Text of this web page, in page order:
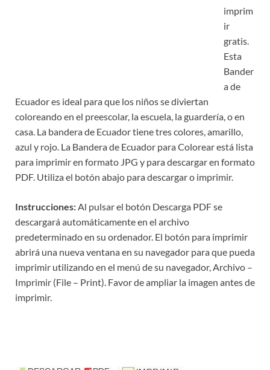
imprim
ir
gratis.
Esta
Bander
a de
Ecuador es ideal para que los niños se diviertan
coloreando en el preescolar, la escuela, la guardería, o en
casa. La bandera de Ecuador tiene tres colores, amarillo,
azul y rojo. La Bandera de Ecuador para Colorear está lista
para imprimir en formato JPG y para descargar en formato
PDF. Utiliza el botón abajo para descargar o imprimir.
Instrucciones:Al pulsar el botón Descarga PDF se
descargará automáticamente en el archivo
predeterminado en su ordenador. El botón para imprimir
abrirá una nueva ventana en su navegador para que pueda
imprimir utilizando en el menú de su navegador, Archivo –
Imprimir (File – Print). Favor de ampliar la imagen antes de
imprimir.